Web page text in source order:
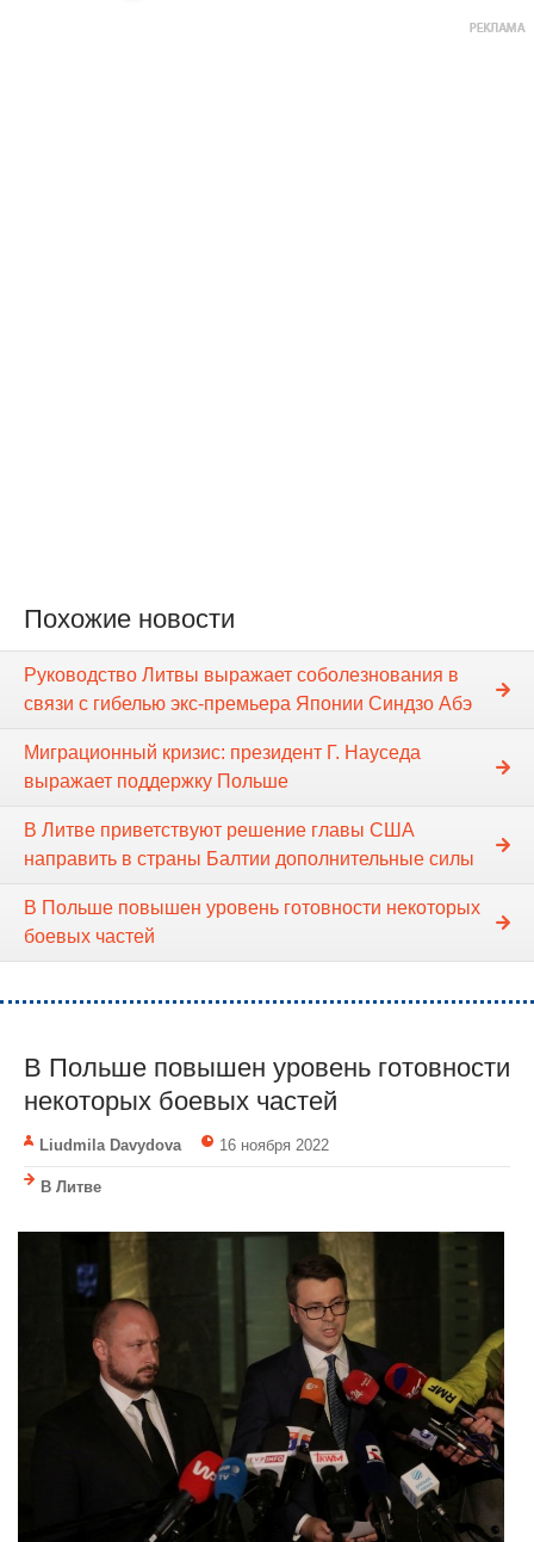
Похожие новости
Руководство Литвы выражает соболезнования в
связи с гибелью экс-премьера Японии Синдзо Абэ
Миграционный кризис: президент Г. Науседа
выражает поддержку Польше
В Литве приветствуют решение главы США
направить в страны Балтии дополнительные силы
В Польше повышен уровень готовности некоторых
боевых частей
В Польше повышен уровень готовности
некоторых боевых частей
Liudmila Davydova 16 ноября 2022
В Литве